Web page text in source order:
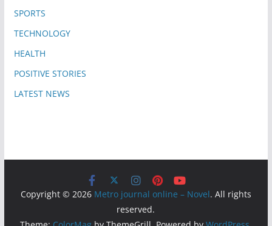
SPORTS
TECHNOLOGY
HEALTH
POSITIVE STORIES
LATEST NEWS
Copyright © 2026 Metro journal online – Novel. All rights
reserved.